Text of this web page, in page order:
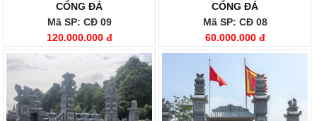
CỔNG ĐÁ
Mã SP: CĐ 09
120.000.000 đ
CỔNG ĐÁ
Mã SP: CĐ 08
60.000.000 đ